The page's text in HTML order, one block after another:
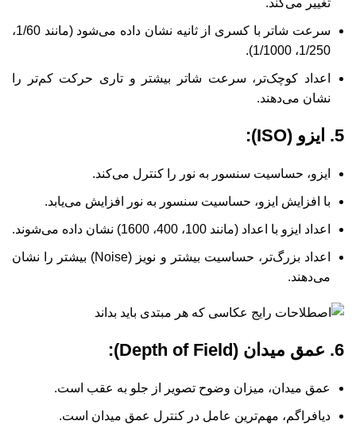
تغییر می‌کند.
سرعت شاتر با کسری از ثانیه نشان داده می‌شود (مانند 1/60،
1/250، 1/1000).
اعداد کوچک‌تر، سرعت شاتر بیشتر و تاری حرکت کم‌تر را
نشان می‌دهند.
5. ایزو (ISO):
ایزو، حساسیت سنسور به نور را کنترل می‌کند.
با افزایش ایزو، حساسیت سنسور به نور افزایش می‌یابد.
اعداد ایزو با اعداد (مانند 100، 400، 1600) نشان داده می‌شوند.
اعداد بزرگ‌تر، حساسیت بیشتر و نویز (Noise) بیشتر را نشان
می‌دهند.
6. عمق میدان (Depth of Field):
عمق میدان، میزان وضوح تصویر از جلو به عقب است.
دیافراگم، مهم‌ترین عامل در کنترل عمق میدان است.